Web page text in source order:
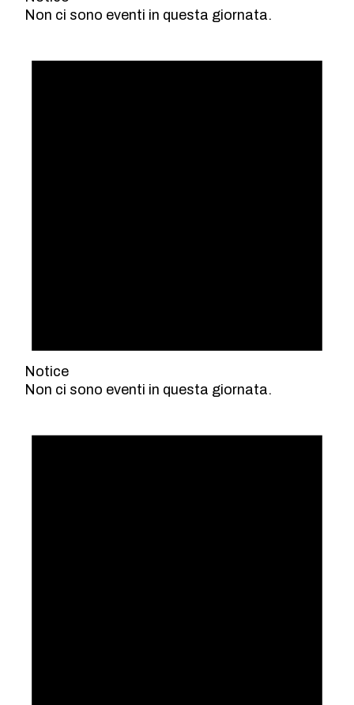
Non ci sono eventi in questa giornata.
Notice
Non ci sono eventi in questa giornata.